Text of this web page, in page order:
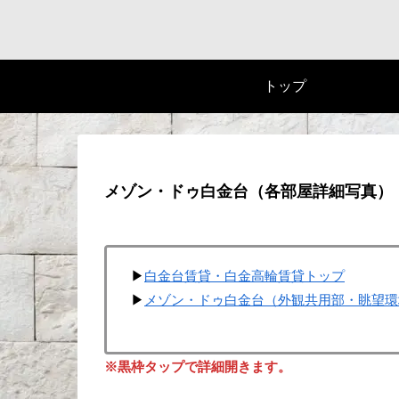
トップ
メゾン・ドゥ白金台（各部屋詳細写真）
▶ 白金台賃貸・白金高輪賃貸トップ
▶ メゾン・ドゥ白金台（外観共用部・眺望
※黒枠タップで詳細開きます。